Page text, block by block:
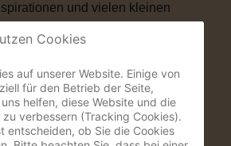
und vielen kleinen
besonders machen.
ich Eure Zeremonie mit
künstlerischen Elementen. Als
und Sänger entstehen
Cookies
auf unserer Website. Einige von
für den Betrieb der Seite,
helfen, diese Website und die
verbessern (Tracking Cookies).
entscheiden, ob Sie die Cookies